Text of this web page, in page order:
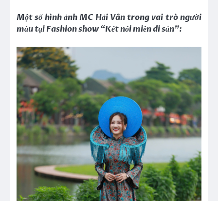
Một số hình ảnh MC Hải Vân trong vai trò người
mẫu tại Fashion show “Kết nối miền di sản”: